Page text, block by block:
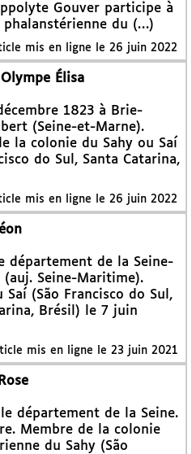
Gouver participe à
phalanstérienne du (…)
mis en ligne le 26 juin 2022
Élisa
1823 à Brie-
(Seine-et-Marne).
la colonie du Sahy ou Saí
do Sul, Santa Catarina,
mis en ligne le 26 juin 2022
département de la Seine-
Seine-Maritime).
Saí (São Francisco do Sul,
Brésil) le 7 juin
mis en ligne le 23 juin 2021
le département de la Seine.
Membre de la colonie
du Sahy (São